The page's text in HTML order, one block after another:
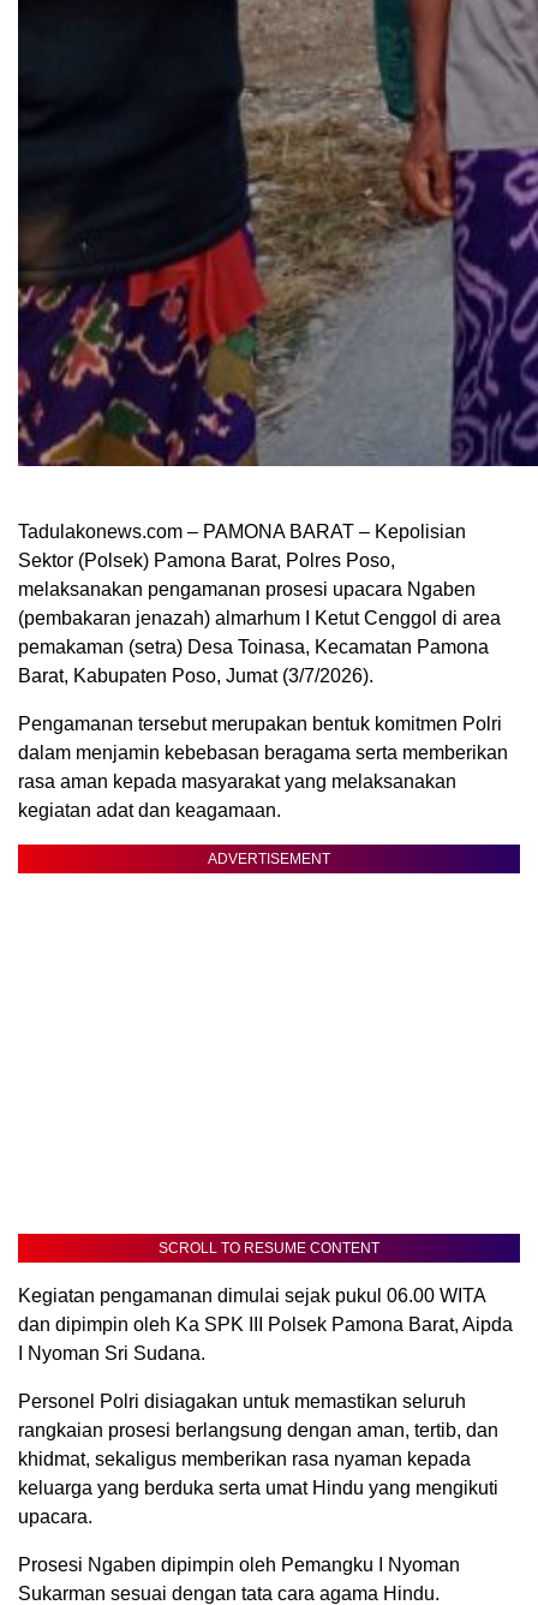
Tadulakonews.com – PAMONA BARAT – Kepolisian
Sektor (Polsek) Pamona Barat, Polres Poso,
melaksanakan pengamanan prosesi upacara Ngaben
(pembakaran jenazah) almarhum I Ketut Cenggol di area
pemakaman (setra) Desa Toinasa, Kecamatan Pamona
Barat, Kabupaten Poso, Jumat (3/7/2026).
Pengamanan tersebut merupakan bentuk komitmen Polri
dalam menjamin kebebasan beragama serta memberikan
rasa aman kepada masyarakat yang melaksanakan
kegiatan adat dan keagamaan.
ADVERTISEMENT
SCROLL TO RESUME CONTENT
Kegiatan pengamanan dimulai sejak pukul 06.00 WITA
dan dipimpin oleh Ka SPK III Polsek Pamona Barat, Aipda
I Nyoman Sri Sudana.
Personel Polri disiagakan untuk memastikan seluruh
rangkaian prosesi berlangsung dengan aman, tertib, dan
khidmat, sekaligus memberikan rasa nyaman kepada
keluarga yang berduka serta umat Hindu yang mengikuti
upacara.
Prosesi Ngaben dipimpin oleh Pemangku I Nyoman
Sukarman sesuai dengan tata cara agama Hindu.